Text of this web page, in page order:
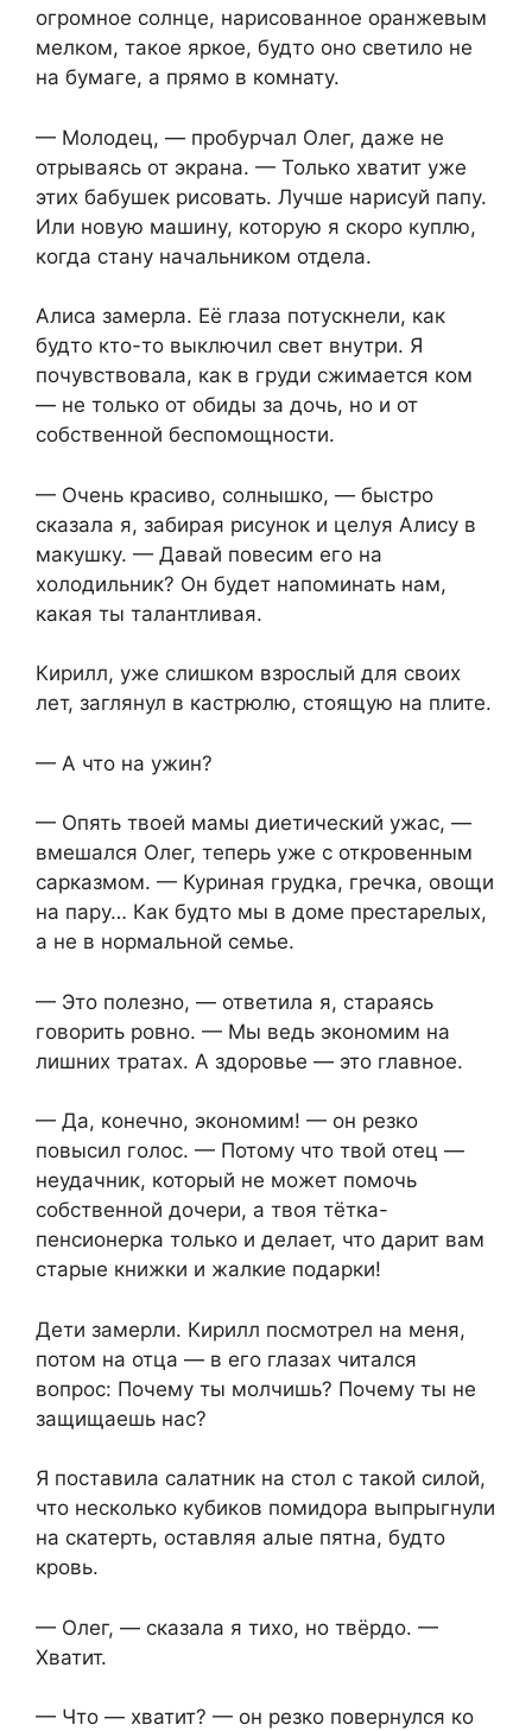
огромное солнце, нарисованное оранжевым
мелком, такое яркое, будто оно светило не
на бумаге, а прямо в комнату.
— Молодец, — пробурчал Олег, даже не
отрываясь от экрана. — Только хватит уже
этих бабушек рисовать. Лучше нарисуй папу.
Или новую машину, которую я скоро куплю,
когда стану начальником отдела.
Алиса замерла. Её глаза потускнели, как
будто кто-то выключил свет внутри. Я
почувствовала, как в груди сжимается ком
— не только от обиды за дочь, но и от
собственной беспомощности.
— Очень красиво, солнышко, — быстро
сказала я, забирая рисунок и целуя Алису в
макушку. — Давай повесим его на
холодильник? Он будет напоминать нам,
какая ты талантливая.
Кирилл, уже слишком взрослый для своих
лет, заглянул в кастрюлю, стоящую на плите.
— А что на ужин?
— Опять твоей мамы диетический ужас, —
вмешался Олег, теперь уже с откровенным
сарказмом. — Куриная грудка, гречка, овощи
на пару… Как будто мы в доме престарелых,
а не в нормальной семье.
— Это полезно, — ответила я, стараясь
говорить ровно. — Мы ведь экономим на
лишних тратах. А здоровье — это главное.
— Да, конечно, экономим! — он резко
повысил голос. — Потому что твой отец —
неудачник, который не может помочь
собственной дочери, а твоя тётка-
пенсионерка только и делает, что дарит вам
старые книжки и жалкие подарки!
Дети замерли. Кирилл посмотрел на меня,
потом на отца — в его глазах читался
вопрос: Почему ты молчишь? Почему ты не
защищаешь нас?
Я поставила салатник на стол с такой силой,
что несколько кубиков помидора выпрыгнули
на скатерть, оставляя алые пятна, будто
кровь.
— Олег, — сказала я тихо, но твёрдо. —
Хватит.
— Что — хватит? — он резко повернулся ко